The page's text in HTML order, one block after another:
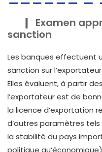
Examen
sanction
Les banques effectuent
sanction sur
Elles évaluent, à partir
l’exportateur est de
la licence d’exportation
d’autres paramètres
la stabilité du pays
politique